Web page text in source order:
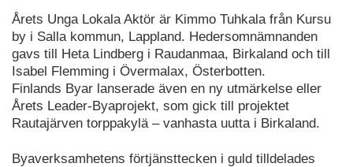
Årets Unga Lokala Aktör är Kimmo Tuhkala från Kursu
by i Salla kommun, Lappland. Hedersomnämnanden
gavs till Heta Lindberg i Raudanmaa, Birkaland och till
Isabel Flemming i Övermalax, Österbotten.
Finlands Byar lanserade även en ny utmärkelse eller
Årets Leader-Byaprojekt, som gick till projektet
Rautajärven torppakylä – vanhasta uutta i Birkaland.
Byaverksamhetens förtjänsttecken i guld tilldelades